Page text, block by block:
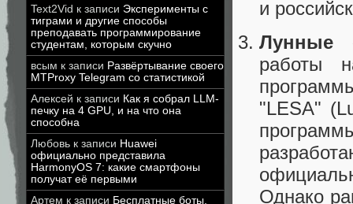
Text2Vid к записи Эксперименты с
тиграми и другие способы
преподавать программирование
студентам, которым скучно
всым к записи Развёртывание своего
MTProxy Telegram со статистикой
Алексей к записи Как я собрал LLM-
печку на 4 GPU, и на что она
способна
Любовь к записи Huawei
официально представила
HarmonyOS 7: какие смартфоны
получат её первыми
Артем к записи Бесплатные боты,
и
Лунные
работы
"LESA"
Однако